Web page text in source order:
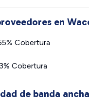
en
Cobertura
Cobertura
de banda ancha